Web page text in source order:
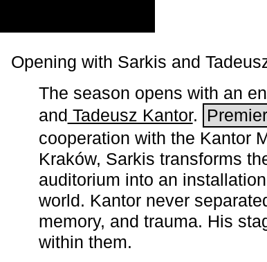
Opening with Sarkis and
The season opens with an
and Tadeusz Kantor.
cooperation with the ­Kantor
Kraków, Sarkis transforms
auditorium into an
world. Kantor never
memory, and trauma. His
within them.